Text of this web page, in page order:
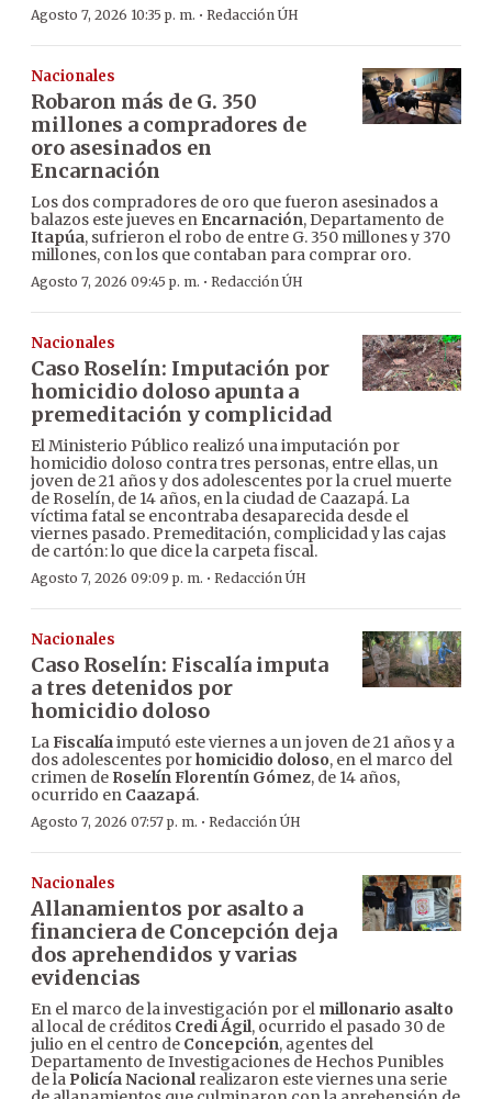
Agosto 7, 2026 10:35 p. m. · Redacción ÚH
Nacionales
Robaron más de G. 350
millones a compradores de
oro asesinados en
Encarnación
Los dos compradores de oro que fueron asesinados a
balazos este jueves en Encarnación, Departamento de
Itapúa, sufrieron el robo de entre G. 350 millones y 370
millones, con los que contaban para comprar oro.
Agosto 7, 2026 09:45 p. m. · Redacción ÚH
Nacionales
Caso Roselín: Imputación por
homicidio doloso apunta a
premeditación y complicidad
El Ministerio Público realizó una imputación por
homicidio doloso contra tres personas, entre ellas, un
joven de 21 años y dos adolescentes por la cruel muerte
de Roselín, de 14 años, en la ciudad de Caazapá. La
víctima fatal se encontraba desaparecida desde el
viernes pasado. Premeditación, complicidad y las cajas
de cartón: lo que dice la carpeta fiscal.
Agosto 7, 2026 09:09 p. m. · Redacción ÚH
Nacionales
Caso Roselín: Fiscalía imputa
a tres detenidos por
homicidio doloso
LaFiscalíaimputó este viernes a un joven de 21 años y a
dos adolescentes porhomicidio doloso, en el marco del
crimen de Roselín Florentín Gómez, de 14 años,
ocurrido en Caazapá.
Agosto 7, 2026 07:57 p. m. · Redacción ÚH
Nacionales
Allanamientos por asalto a
financiera de Concepción deja
dos aprehendidos y varias
evidencias
En el marco de la investigación por el millonario asalto
al local de créditos Credi Ágil, ocurrido el pasado 30 de
julio en el centro de Concepción, agentes del
Departamento de Investigaciones de Hechos Punibles
de la Policía Nacionalrealizaron este viernes una serie